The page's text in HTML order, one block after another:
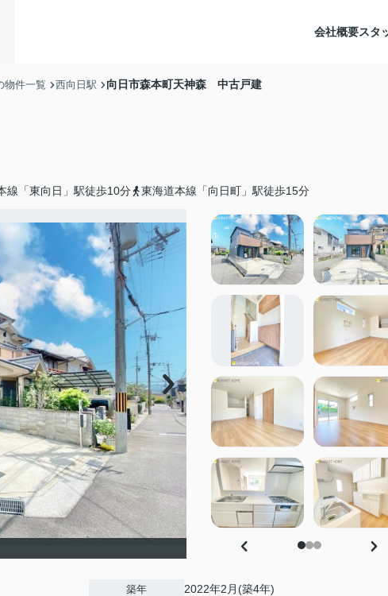
会社概要スタ
物件一覧 西向日駅 向日市森本町天神森 中古戸建
線「東向日」駅徒歩10分 東海道本線「向日町」駅徒歩15分
築年 2022年2月(築4年)